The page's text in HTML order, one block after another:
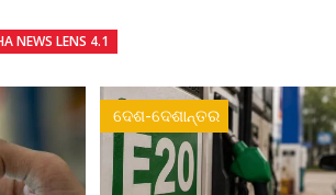
NEWS LENS 4.1
ଦେଶ-ଦେଶାନ୍ତର